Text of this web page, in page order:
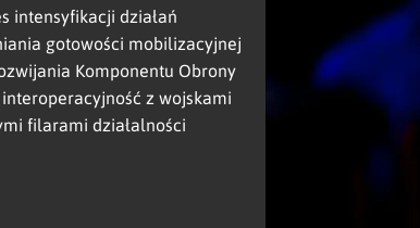
intensyfikacji działań
gotowości mobilizacyjnej
Komponentu Obrony
z wojskami
filarami działalności